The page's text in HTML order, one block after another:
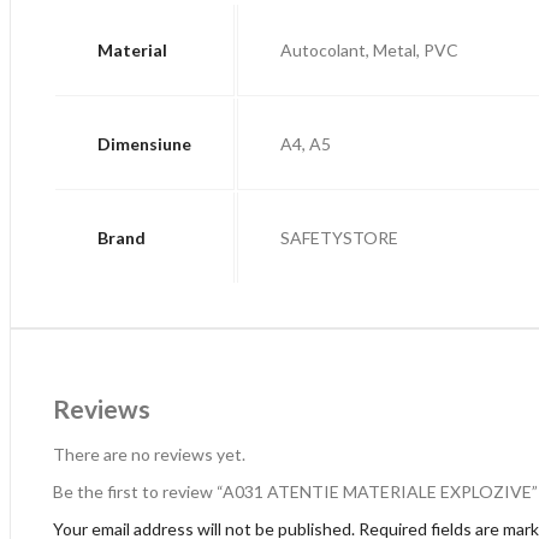
Material Autocolant, Metal, PVC
Dimensiune A4, A5
Brand SAFETYSTORE
Reviews
There are no reviews yet.
Be the first to review “A031 ATENTIE MATERIALE EXPLOZIVE”
Your email address will not be published. Required fields are